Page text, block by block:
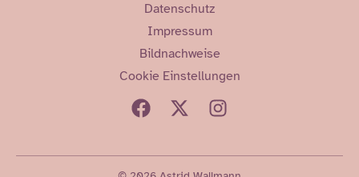
Datenschutz
Impressum
Bildnachweise
Cookie Einstellungen